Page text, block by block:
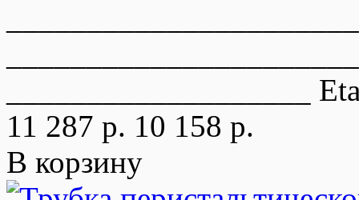
___________________
11 287 р. 10 158 р.
В корзину